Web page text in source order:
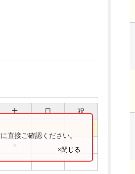
土 日 祝
直接ご確認ください。
×閉じる